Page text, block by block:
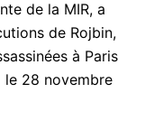
de la MIR, a
de Rojbin,
à Paris
le 28 novembre